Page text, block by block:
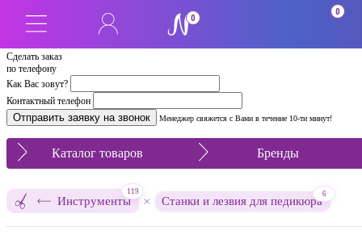
Сделать заказ
по телефону
Как Вас зовут?
Контактный телефон
Менеджер свяжется с Вами в течение 10-ти минут!
0
0
Каталог товаров Бренды
Инструменты
119
× Станки и лезвия для педикюра
6